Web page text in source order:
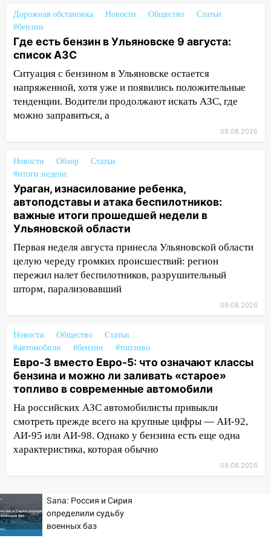
три знака получат шанс, который нельзя
упустить
08.08.2026
20:10
Во время урагана в Ульяновске на
Волге перевернулась лодка
19:55 В Ульяновске упавшее дерево
заблокировало в машине двух женщин
готов, ещё два — почти завершены
17:00
«Ульяновскалипсис»: последствия
урагана 8 августа
16:38 Прогноз погоды в Ульяновской
области на 9 августа
16:34
Из-за мощной непогоды в
Ульяновске отменили фестиваль «Наше
время»
Мелекесский район первым в
100 тысяч тонн зерна
15:17 В колледжи и техникумы
Ульяновской области подали более 10
тысяч заявлений
15:04 Фоторепортаж с улиц Ульяновска
после шторма: поваленные деревья и
затопленные улицы
14:28 Ураган вырвал остановку на улице
пытаются расчистить ливнёвки, не
дождавшись коммунальщиков
14:16
Дорожная обстановка Новости Общество
Статьи
#бензин
Где есть бензин в Ульяновске 9 августа:
список АЗС
Ситуация с бензином в Ульяновске остается
напряженной, хотя уже и появились положительные
тенденции. Водители продолжают искать АЗС, где
можно заправиться, а
09.08.2026
Новости Обзор
Статьи
#итоги недели
Ураган, изнасилование ребенка,
автоподставы и атака беспилотников:
важные итоги прошедшей недели в
Ульяновской области
Первая неделя августа принесла Ульяновской области
целую череду громких происшествий: регион
пережил налет беспилотников, разрушительный
шторм, парализовавший
09.08.2026
Новости Общество
Статьи
#автомобили
#бензин #топливо
Евро-3 вместо Евро-5: что означают классы
бензина и можно ли заливать «старое»
топливо в современные автомобили
На российских АЗС автомобилисты привыкли
смотреть прежде всего на крупные цифры — АИ-92,
АИ-95 или АИ-98. Однако у бензина есть еще одна
характеристика, которая обычно
09.08.2026
Sana: Россия и Сирия
определили судьбу
военных баз